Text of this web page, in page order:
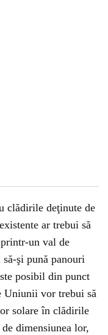
clădirile deţinute de
ar trebui să
un val de
şi pună panouri
posibil din punct
Uniunii vor trebui să
solare în clădirile
dimensiunea lor,